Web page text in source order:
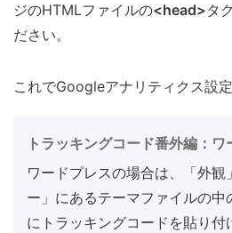
ジのHTMLファイルの<head>タ
ださい。
これでGoogleアナリティクス設
トラッキングコード番外編：
ワードプレスの場合は、「外
ー」にあるテーマファイルの中
にトラッキングコードを貼り付